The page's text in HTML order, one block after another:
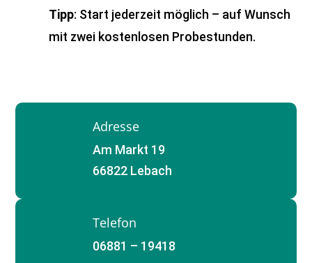
Tipp: Start jederzeit möglich – auf Wunsch
mit zwei kostenlosen Probestunden.
Adresse
Am Markt 19
66822 Lebach
Telefon
06881 – 19418